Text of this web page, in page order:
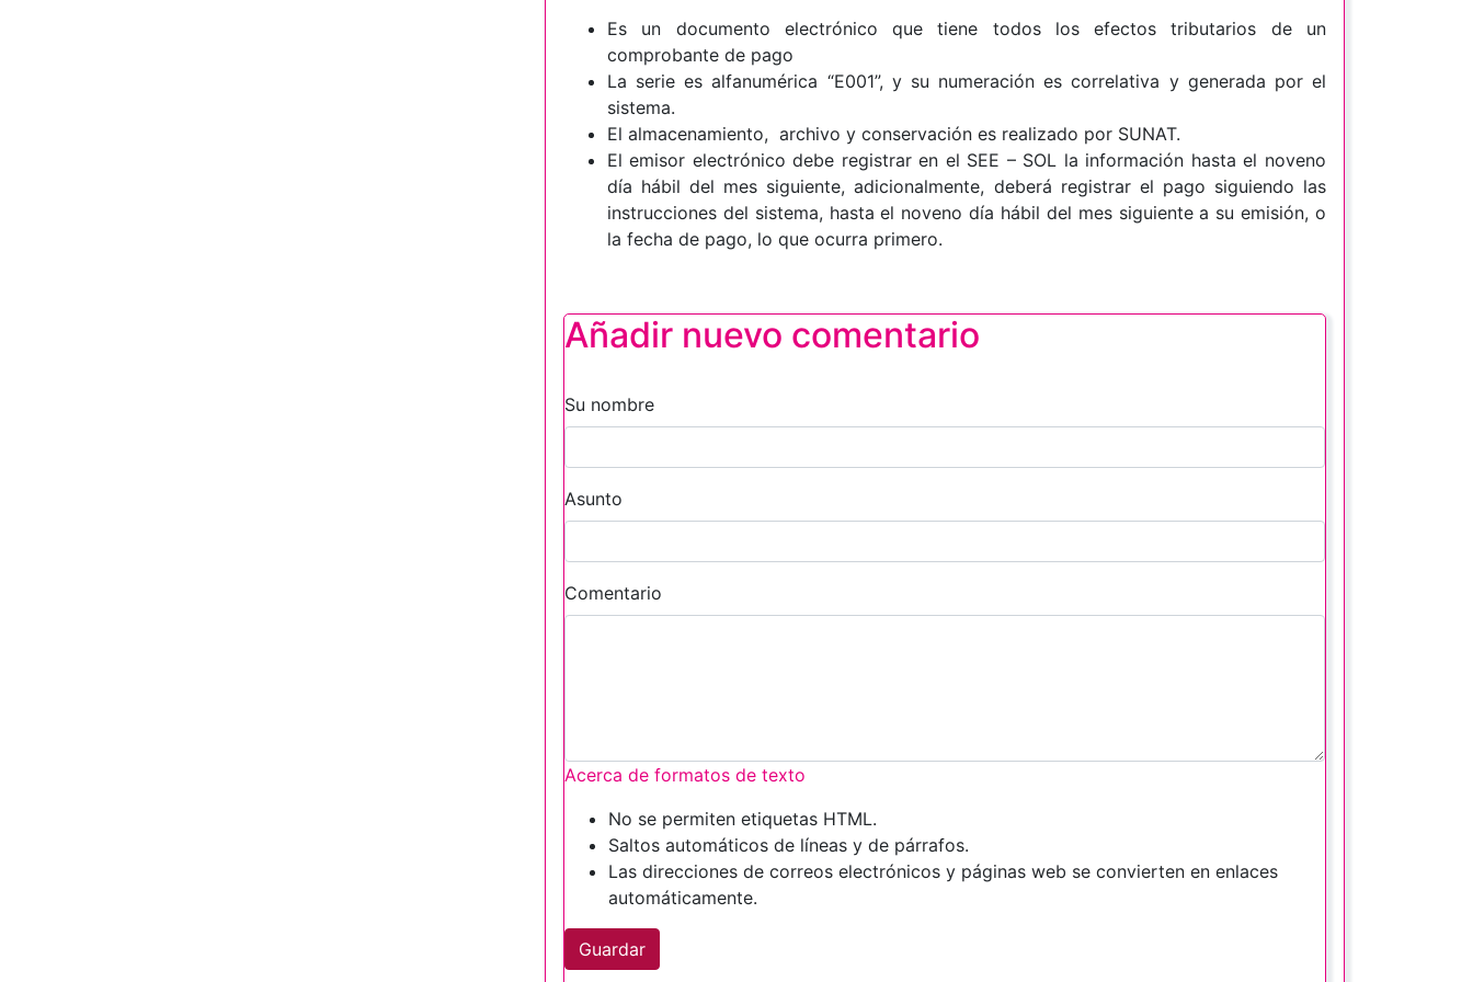
Es un documento electrónico que tiene todos los efectos tributarios de un
comprobante de pago
La serie es alfanumérica “E001”, y su numeración es correlativa y generada por el
sistema.
El almacenamiento, archivo y conservación es realizado por SUNAT.
El emisor electrónico debe registrar en el SEE – SOL la información hasta el noveno
día hábil del mes siguiente, adicionalmente, deberá registrar el pago siguiendo las
instrucciones del sistema, hasta el noveno día hábil del mes siguiente a su emisión, o
la fecha de pago, lo que ocurra primero.
Añadir nuevo comentario
Su nombre
Asunto
Comentario
Acerca de formatos de texto
No se permiten etiquetas HTML.
Saltos automáticos de líneas y de párrafos.
Las direcciones de correos electrónicos y páginas web se convierten en enlaces
automáticamente.
Guardar